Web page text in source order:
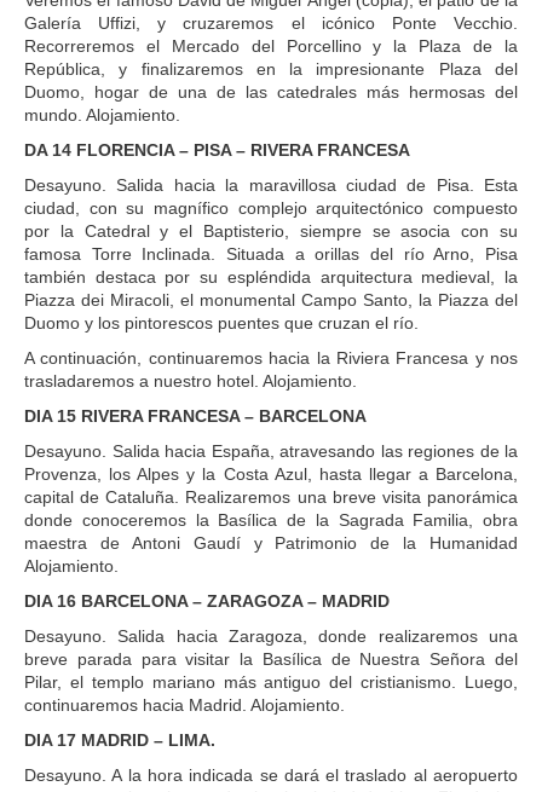
Galería Uffizi, y cruzaremos el icónico Ponte Vecchio.
Recorreremos el Mercado del Porcellino y la Plaza de la
República, y finalizaremos en la impresionante Plaza del
Duomo, hogar de una de las catedrales más hermosas del
mundo. Alojamiento.
DA 14 FLORENCIA – PISA – RIVERA FRANCESA
Desayuno. Salida hacia la maravillosa ciudad de Pisa. Esta
ciudad, con su magnífico complejo arquitectónico compuesto
por la Catedral y el Baptisterio, siempre se asocia con su
famosa Torre Inclinada. Situada a orillas del río Arno, Pisa
también destaca por su espléndida arquitectura medieval, la
Piazza dei Miracoli, el monumental Campo Santo, la Piazza del
Duomo y los pintorescos puentes que cruzan el río.
A continuación, continuaremos hacia la Riviera Francesa y nos
trasladaremos a nuestro hotel. Alojamiento.
DIA 15 RIVERA FRANCESA – BARCELONA
Desayuno. Salida hacia España, atravesando las regiones de la
Provenza, los Alpes y la Costa Azul, hasta llegar a Barcelona,
capital de Cataluña. Realizaremos una breve visita panorámica
donde conoceremos la Basílica de la Sagrada Familia, obra
maestra de Antoni Gaudí y Patrimonio de la Humanidad
Alojamiento.
DIA 16 BARCELONA – ZARAGOZA – MADRID
Desayuno. Salida hacia Zaragoza, donde realizaremos una
breve parada para visitar la Basílica de Nuestra Señora del
Pilar, el templo mariano más antiguo del cristianismo. Luego,
continuaremos hacia Madrid. Alojamiento.
DIA 17 MADRID – LIMA.
Desayuno. A la hora indicada se dará el traslado al aeropuerto